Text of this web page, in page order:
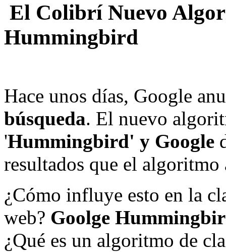
El Colibrí Nuevo
Hummingbird
Hace unos días, Google
búsqueda. El nuevo
'Hummingbird' y Google
resultados que el algoritmo
¿Cómo influye esto en la
web? Goolge
¿Qué es un algoritmo de